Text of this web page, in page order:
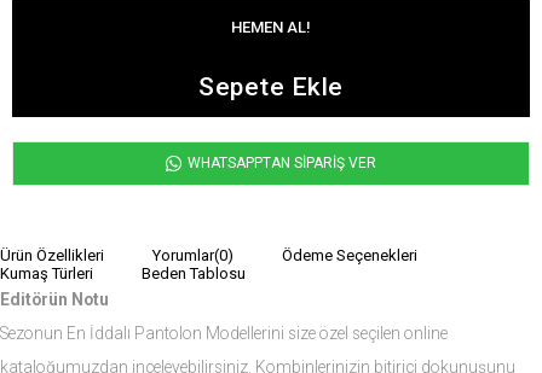
WHATSAPPTAN SİPARİŞ VER
Ürün Özellikleri Yorumlar(0)
Ödeme Seçenekleri
Kumaş Türleri
Beden Tablosu
Editörün Notu
Sezonun En İddalı Pantolon Modellerini size özel seçilen online
kataloğumuzdan inceleyebilirsiniz. Kombinlerinizin bitirici dokunuşunu